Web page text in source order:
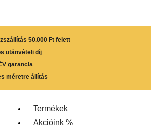
50.000 Ft felett
utánvételi díj
garancia
méretre állítás
Termékek
Akcióink %